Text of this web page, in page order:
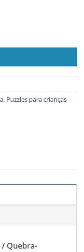
, Puzzles para crianças
/ Quebra-